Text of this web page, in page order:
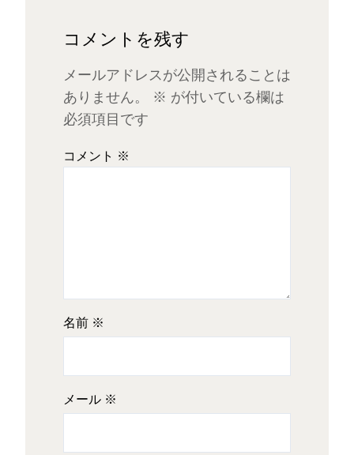
コメントを残す
メールアドレスが公開されることは
ありません。
※ が付いている欄は
必須項目です
コメント ※
名前 ※
メール ※